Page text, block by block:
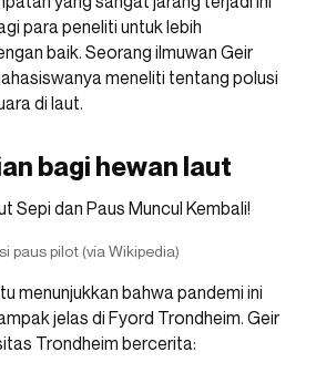
para peneliti untuk lebih
baik. Seorang ilmuwan Geir
meneliti tentang polusi
di laut.
bagi hewan laut
paus pilot (via Wikipedia)
menunjukkan bahwa pandemi ini
jelas di Fyord Trondheim. Geir
Trondheim bercerita: